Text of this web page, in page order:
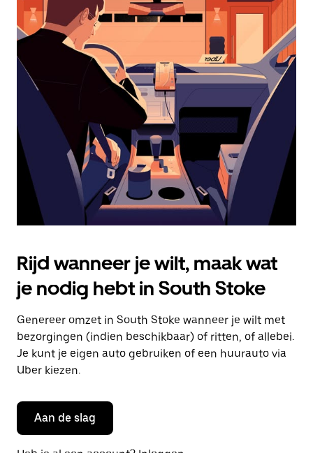
een
datum
te
selecteren.
Druk
Escape
agenda
te
sluiten.
Rijd wanneer je wilt, maak wat
je nodig hebt in South Stoke
Genereer omzet in South Stoke wanneer je wilt met
bezorgingen (indien beschikbaar) of ritten, of allebei.
Je kunt je eigen auto gebruiken of een huurauto via
Uber kiezen.
Aan de slag